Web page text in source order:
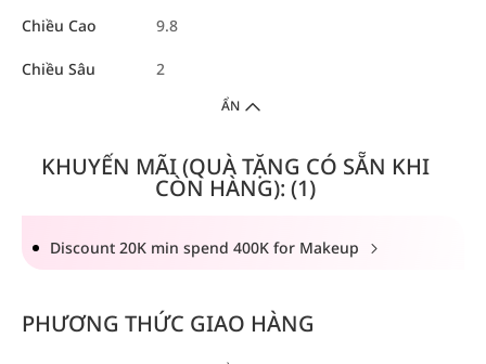
Chiều Cao 9.8
Chiều Sâu 2
ẨN
KHUYẾN MÃI (QUÀ TẶNG CÓ SẴN KHI
CÒN HÀNG): (1)
Discount 20K min spend 400K for Makeup
PHƯƠNG THỨC GIAO HÀNG